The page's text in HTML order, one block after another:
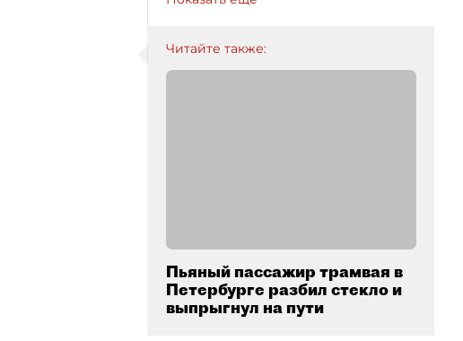
Читайте также:
Пьяный пассажир трамвая в
Петербурге разбил стекло и
выпрыгнул на пути